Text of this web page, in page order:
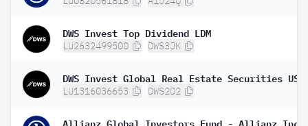
DWS Invest Top Dividend LDM
LU2632499500 DWS3JK
LU1316036653 DWS2D2